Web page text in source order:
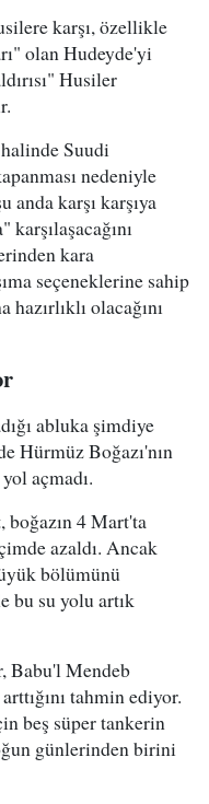
karşı, özellikle
olan Hudeyde'yi
Husiler
Suudi
nedeniyle
karşı karşıya
kara
seçeneklerine sahip
olacağını
abluka şimdiye
Hürmüz Boğazı'nın
açmadı.
boğazın 4 Mart'ta
azaldı. Ancak
bölümünü
bu su yolu artık
Babu'l Mendeb
tahmin ediyor.
beş süper tankerin
günlerinden birini